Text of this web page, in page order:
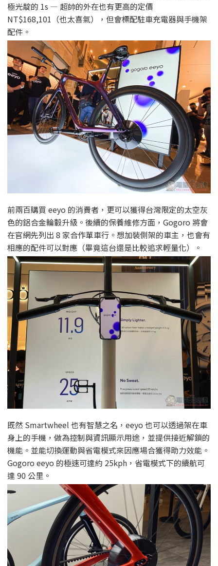
極光靛的 1s — 超帥的外在也有更高的定價
NT$168,101（也太喜氣），但會標配駐車充電器與手機架
配件。
前兩百購買 eeyo 的消費者，更可以獲得台灣限定的太空灰
色的鋁合金輪轂升級。後續的保養維修方面，Gogoro 將會
在官網先列出 8 家合作單車行。想加裝側架的車主，也會有
相應的配件可以對應（畢竟這台還是比較追求輕量化）。
既然 Smartwheel 也有智慧之名，eeyo 也可以透過架在車
身上的手機，做為控制與資訊顯示用途，並提供接近解鎖的
機能。並能切換運動與省電模式來因應場合獲得助力效能。
Gogoro eeyo 的極速可達約 25kph，省電模式下的續航可
達 90 公里。